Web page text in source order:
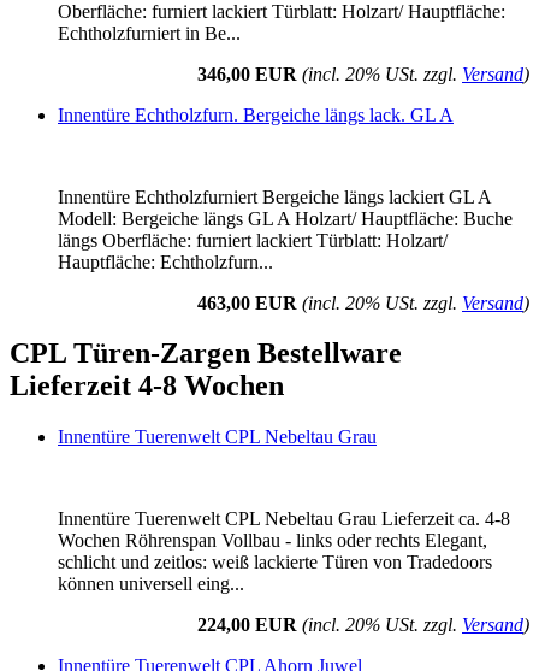
Oberfläche: furniert lackiert Türblatt: Holzart/ Hauptfläche:
Echtholzfurniert in Be...
346,00 EUR (incl. 20% USt. zzgl. Versand)
Innentüre Echtholzfurn. Bergeiche längs lack. GL A
Innentüre Echtholzfurniert Bergeiche längs lackiert GL A
Modell: Bergeiche längs GL A Holzart/ Hauptfläche: Buche
längs Oberfläche: furniert lackiert Türblatt: Holzart/
Hauptfläche: Echtholzfurn...
463,00 EUR (incl. 20% USt. zzgl. Versand)
CPL Türen-Zargen Bestellware
Lieferzeit 4-8 Wochen
Innentüre Tuerenwelt CPL Nebeltau Grau
Innentüre Tuerenwelt CPL Nebeltau Grau Lieferzeit ca. 4-8
Wochen Röhrenspan Vollbau - links oder rechts Elegant,
schlicht und zeitlos: weiß lackierte Türen von Tradedoors
können universell eing...
224,00 EUR (incl. 20% USt. zzgl. Versand)
Innentüre Tuerenwelt CPL Ahorn Juwel